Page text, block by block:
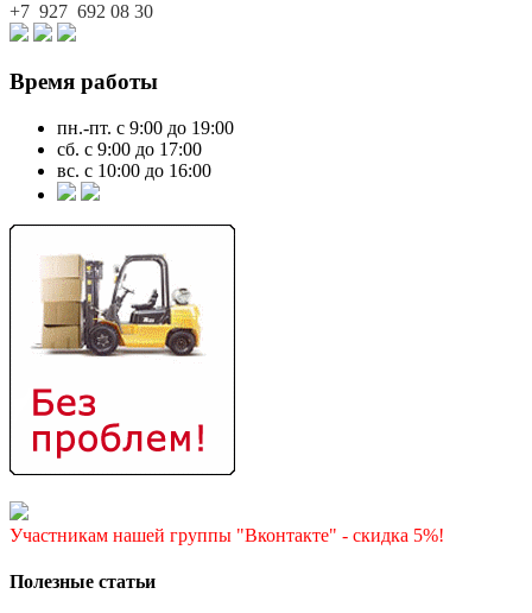
+7 927 692 08 30
Время работы
пн.-пт. с 9:00 до 19:00
сб. с 9:00 до 17:00
вс. с 10:00 до 16:00
Участникам нашей группы "Вконтакте" - скидка 5%!
Полезные статьи